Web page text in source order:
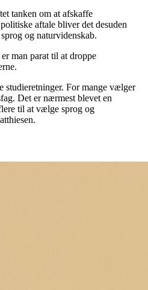
tanken om at afskaffe
aftale bliver det desuden
og naturvidenskab.
man parat til at droppe
studieretninger. For mange vælger
Det er nærmest blevet en
til at vælge sprog og